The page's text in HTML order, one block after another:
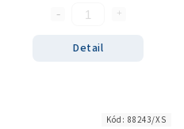
Detail
Kód: 88243/XS